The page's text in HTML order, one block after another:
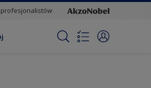
profesjonalistów